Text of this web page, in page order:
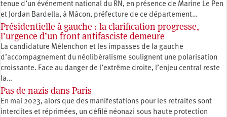
tenue d’un événement national du RN, en présence de Marine Le Pen
et Jordan Bardella, à Mâcon, préfecture de ce département…
Présidentielle à gauche : la clarification progresse,
l’urgence d’un front antifasciste demeure
La candidature Mélenchon et les impasses de la gauche
d’accompagnement du néolibéralisme soulignent une polarisation
croissante. Face au danger de l’extrême droite, l’enjeu central reste
la…
Pas de nazis dans Paris
En mai 2023, alors que des manifestations pour les retraites sont
interdites et réprimées, un défilé néonazi sous haute protection